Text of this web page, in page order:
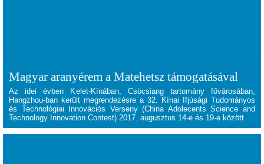
Magyar aranyérem a Matehetsz támogatásával
Az idei évben Kelet-Kínában, Csöcsiang tartomány fővárosában,
Hangzhou-ban került megrendezésre a 32. Kínai Ifjúsági Tudományos
és Technológiai Innovációs Verseny (China Adolecents Science and
Technology Innovation Contest) 2017. augusztus 14-e és 19-e között.